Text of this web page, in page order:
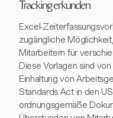
Tracking erkunden
Excel-
zugängliche
Mitarbeitern für
Diese Vorlagen sind
Einhaltung von
Standards Act in den
ordnungsgemäße